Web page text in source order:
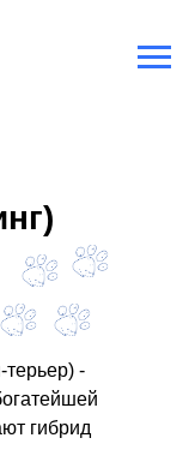
терьер) -
гибрид